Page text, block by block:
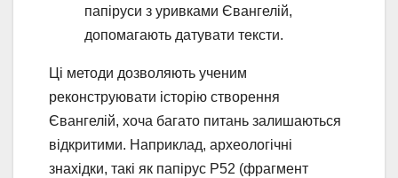
папіруси з уривками Євангелій,
допомагають датувати тексти.
Ці методи дозволяють ученим
реконструювати історію створення
Євангелій, хоча багато питань залишаються
відкритими. Наприклад, археологічні
знахідки, такі як папірус P52 (фрагмент